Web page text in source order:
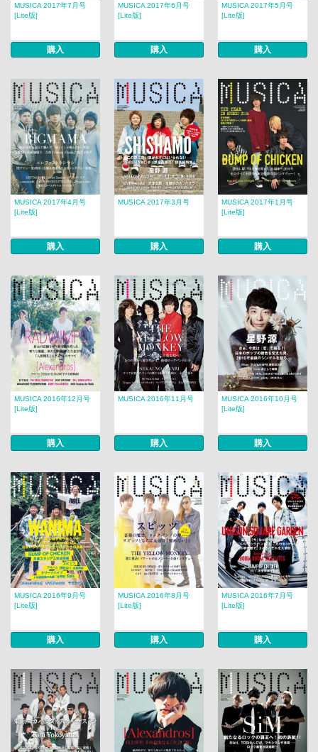
MUSICA 2017年7月号
[Lite版]
購入
MUSICA 2017年6月号
[Lite版]
購入
MUSICA 2017年5月号
[Lite版]
購入
MUSICA 2017年4月号
[Lite版]
購入
MUSICA 2017年3月号
購入
MUSICA 2017年1月号
[Lite版]
購入
MUSICA 2016年12月号
[Lite版]
購入
MUSICA 2016年11月号
購入
MUSICA 2016年10月号
[Lite版]
購入
MUSICA 2016年9月号
[Lite版]
購入
MUSICA 2016年8月号
[Lite版]
購入
MUSICA 2016年7月号
[Lite版]
購入